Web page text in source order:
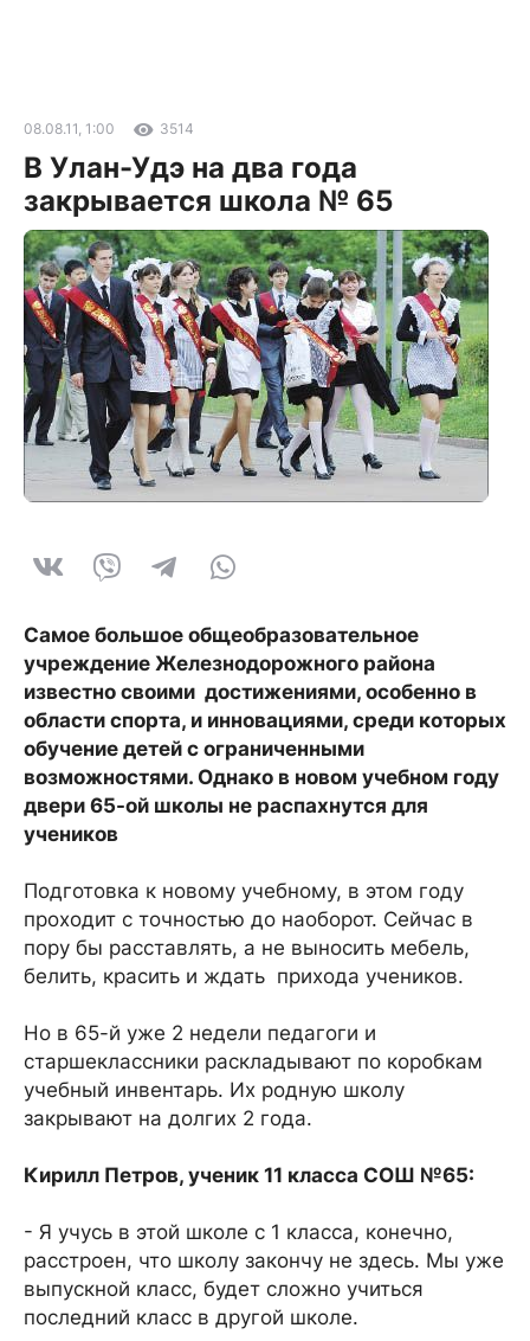
08.08.11, 1:00 3514
В Улан-Удэ на два года
закрывается школа № 65
Самое большое общеобразовательное
учреждение Железнодорожного района
известно своими достижениями, особенно в
области спорта, и инновациями, среди которых
обучение детей с ограниченными
возможностями. Однако в новом учебном году
двери 65-ой школы не распахнутся для
учеников
Подготовка к новому учебному, в этом году
проходит с точностью до наоборот. Сейчас в
пору бы расставлять, а не выносить мебель,
белить, красить и ждать прихода учеников.
Но в 65-й уже 2 недели педагоги и
старшеклассники раскладывают по коробкам
учебный инвентарь. Их родную школу
закрывают на долгих 2 года.
Кирилл Петров, ученик 11 класса СОШ №65:
- Я учусь в этой школе с 1 класса, конечно,
расстроен, что школу закончу не здесь. Мы уже
выпускной класс, будет сложно учиться
последний класс в другой школе.